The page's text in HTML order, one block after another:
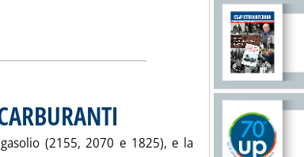
DEL 23 DICEMBRE'
. Pubblicata sabato 23 dicembre 2000 alle 16.14.
(2155, 2070 e 1825), e la